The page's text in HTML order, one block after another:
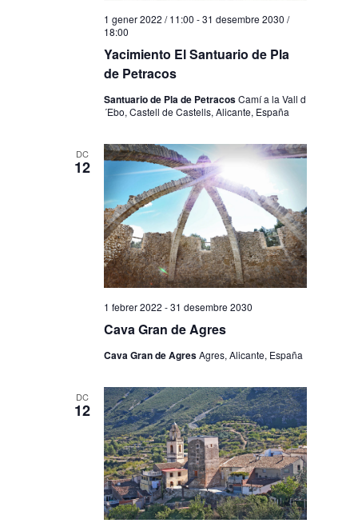
Yacimiento El Santuario de Pla
de Petracos
1 gener 2022 / 11:00 -31 desembre 2030 /
18:00
Santuario de Pla de PetracosCamí a la Vall d
´Ebo, Castell de Castells, Alicante, España
DC
12
Cava Gran de Agres
1 febrer 2022 -31 desembre 2030
Cava Gran de AgresAgres, Alicante, España
DC
12